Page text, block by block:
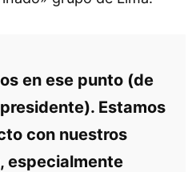
en ese punto (de
Estamos
con nuestros
especialmente